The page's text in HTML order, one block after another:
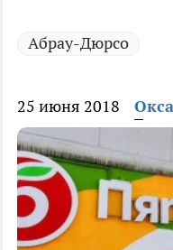
Абрау-Дюрсо
25 июня 2018